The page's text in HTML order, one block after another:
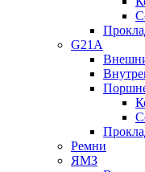
G21A
Ремни
ЯМЗ